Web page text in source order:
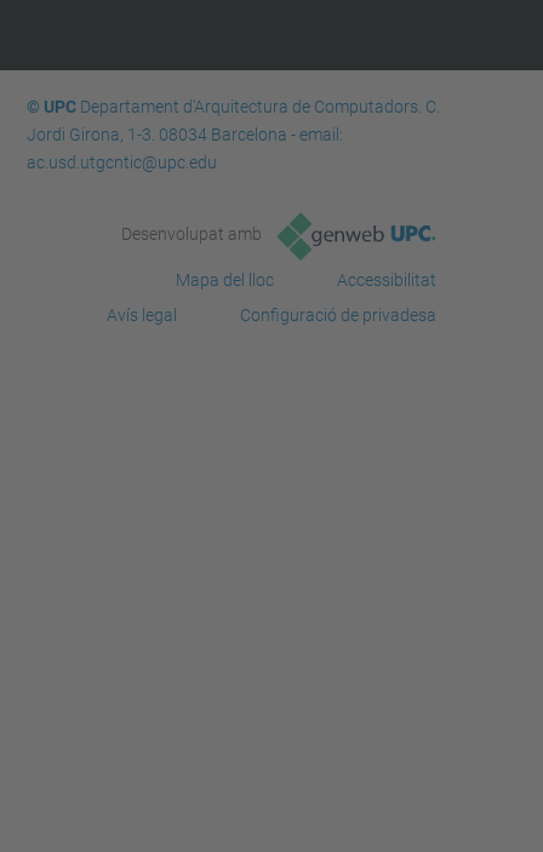
© UPCDepartament d'Arquitectura de Computadors. C.
Jordi Girona, 1-3. 08034 Barcelona - email:
ac.usd.utgcntic@upc.edu
Desenvolupat amb
Mapa del lloc
Accessibilitat
Avís legal
Configuració de privadesa